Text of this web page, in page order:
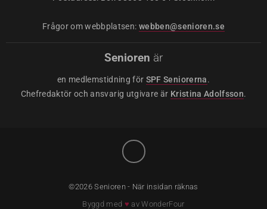
Frågor om webbplatsen: webben@senioren.se
Senioren är
en medlemstidning för SPF Seniorerna.
Chefredaktör och ansvarig utgivare är Kristina Adolfsson.
©2026 Senioren - När insidan räknas
Byggd med ♥ avWonderFour